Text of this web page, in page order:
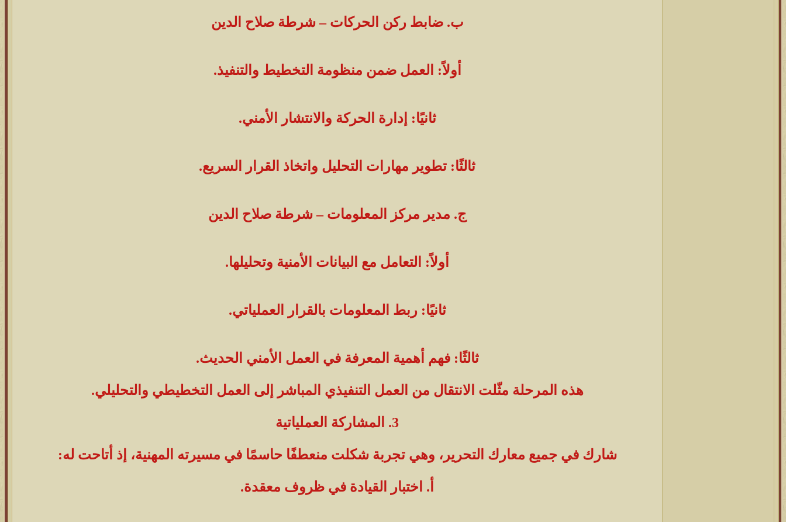
ب. ضابط ركن الحركات – شرطة صلاح الدين
أولاً: العمل ضمن منظومة التخطيط والتنفيذ.
ثانيًا: إدارة الحركة والانتشار الأمني.
ثالثًا: تطوير مهارات التحليل واتخاذ القرار السريع.
ج. مدير مركز المعلومات – شرطة صلاح الدين
أولاً: التعامل مع البيانات الأمنية وتحليلها.
ثانيًا: ربط المعلومات بالقرار العملياتي.
ثالثًا: فهم أهمية المعرفة في العمل الأمني الحديث.
هذه المرحلة مثّلت الانتقال من العمل التنفيذي المباشر إلى العمل التخطيطي والتحليلي.
3. المشاركة العملياتية
شارك في جميع معارك التحرير، وهي تجربة شكلت منعطفًا حاسمًا في مسيرته المهنية، إذ أتاحت له:
أ. اختبار القيادة في ظروف معقدة.